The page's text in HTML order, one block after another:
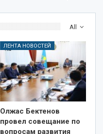
All
ЛЕНТА НОВОСТЕЙ
Олжас Бектенов
провел совещание по
вопросам развития